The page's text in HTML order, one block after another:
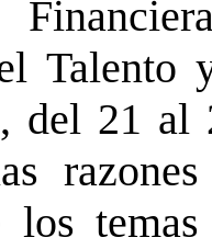
Talento
del 21 al
los